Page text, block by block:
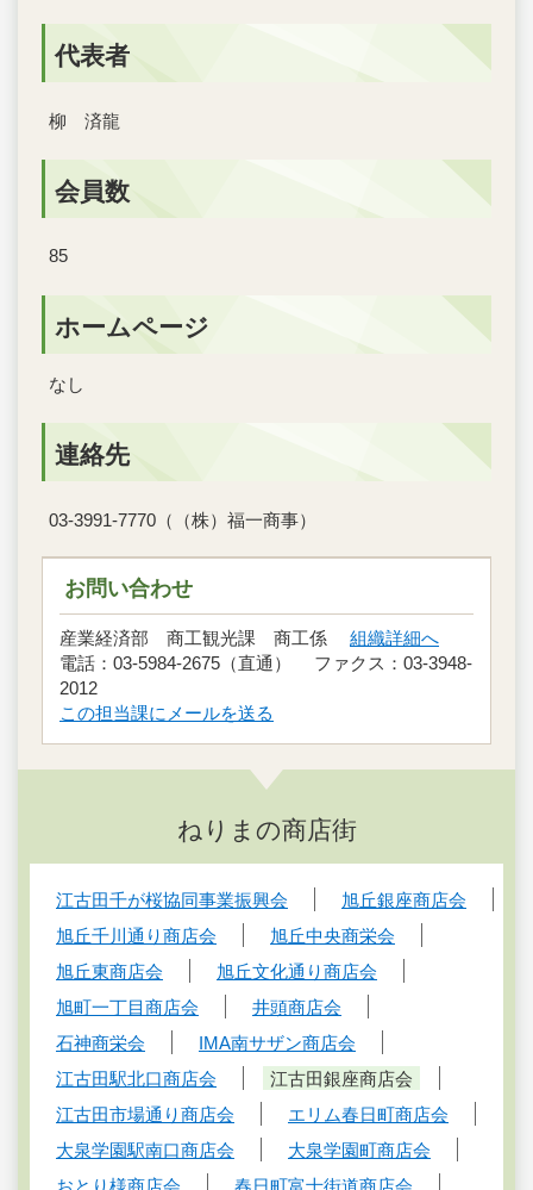
代表者
柳 済龍
会員数
85
ホームページ
なし
連絡先
03-3991-7770（（株）福一商事）
お問い合わせ
産業経済部 商工観光課 商工係 組織詳細へ
電話：03-5984-2675（直通） ファクス：03-3948-
2012
この担当課にメールを送る
ねりまの商店街
江古田千が桜協同事業振興会
旭丘銀座商店会
旭丘千川通り商店会
旭丘中央商栄会
旭丘東商店会
旭丘文化通り商店会
旭町一丁目商店会
井頭商店会
石神商栄会
IMA南サザン商店会
江古田駅北口商店会
江古田銀座商店会
江古田市場通り商店会
エリム春日町商店会
大泉学園駅南口商店会
大泉学園町商店会